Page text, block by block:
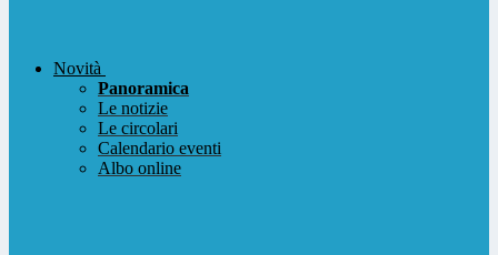
Novità
Panoramica
Le notizie
Le circolari
Calendario eventi
Albo online